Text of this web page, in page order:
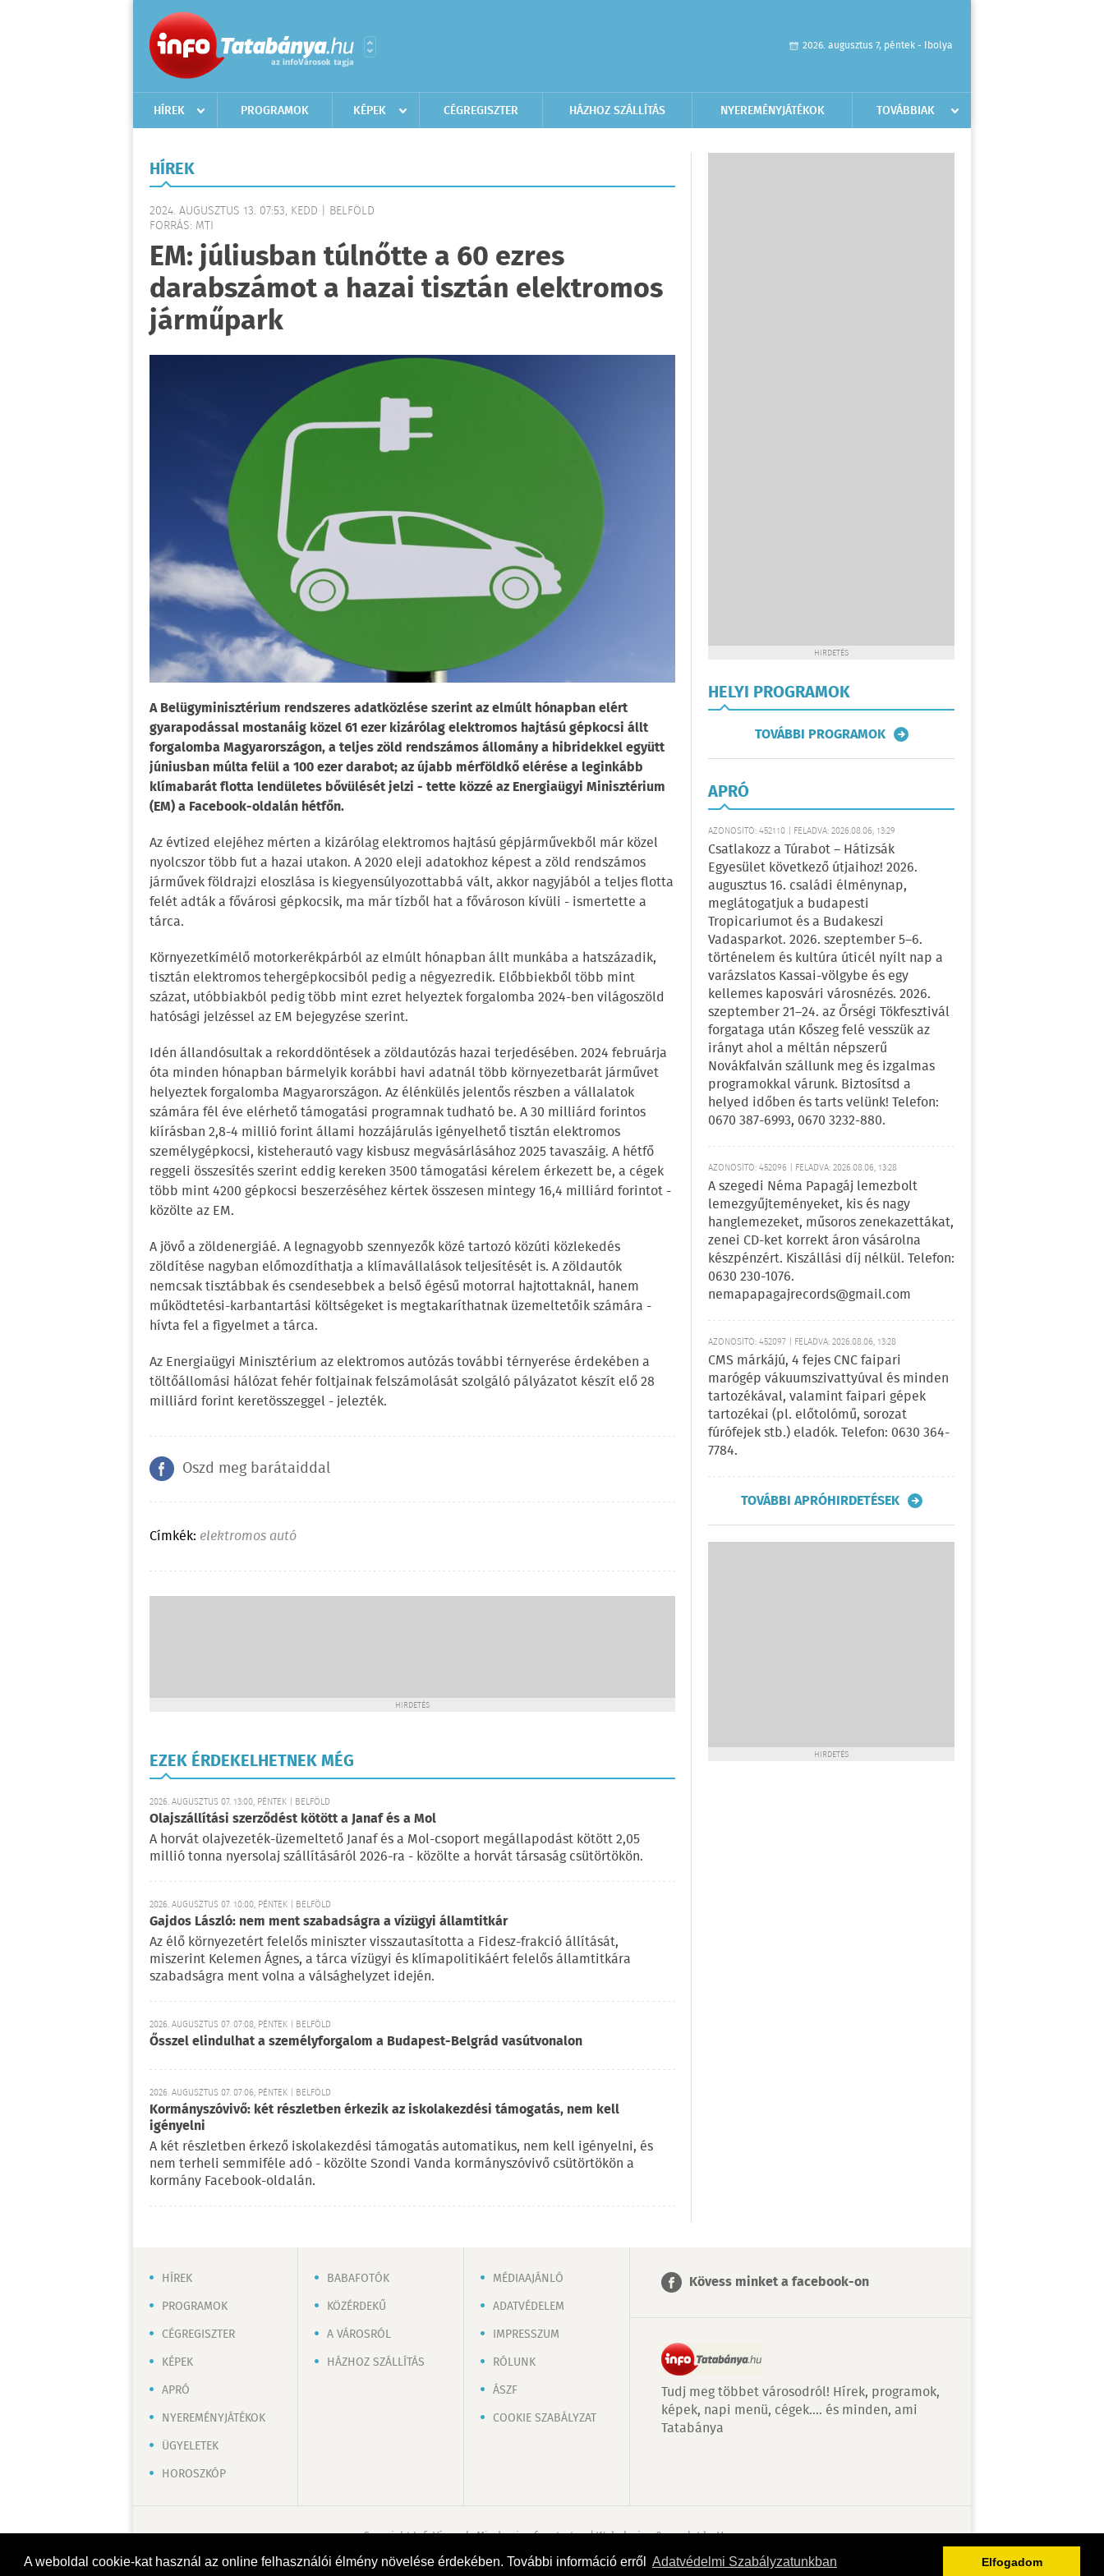
A weboldal cookie-kat használ az online felhasználói élmény növelése érdekében. További információ erről Adatvédelmi Szabályzatunkban Elfogadom
2026. augusztus 7, péntek - Ibolya
HÍREK PROGRAMOK KÉPEK CÉGREGISZTER HÁZHOZ SZÁLLÍTÁS NYEREMÉNYJÁTÉKOK TOVÁBBIAK
HÍREK
2024. AUGUSZTUS 13. 07:53, KEDD | BELFÖLD
FORRÁS: MTI
EM: júliusban túlnőtte a 60 ezres
darabszámot a hazai tisztán elektromos
járműpark
A Belügyminisztérium rendszeres adatközlése szerint az elmúlt hónapban elért
gyarapodással mostanáig közel 61 ezer kizárólag elektromos hajtású gépkocsi állt
forgalomba Magyarországon, a teljes zöld rendszámos állomány a hibridekkel együtt
júniusban múlta felül a 100 ezer darabot; az újabb mérföldkő elérése a leginkább
klímabarát flotta lendületes bővülését jelzi - tette közzé az Energiaügyi Minisztérium
(EM) a Facebook-oldalán hétfőn.
Az évtized elejéhez mérten a kizárólag elektromos hajtású gépjárművekből már közel
nyolcszor több fut a hazai utakon. A 2020 eleji adatokhoz képest a zöld rendszámos
járművek földrajzi eloszlása is kiegyensúlyozottabbá vált, akkor nagyjából a teljes flotta
felét adták a fővárosi gépkocsik, ma már tízből hat a fővároson kívüli - ismertette a
tárca.
Környezetkímélő motorkerékpárból az elmúlt hónapban állt munkába a hatszázadik,
tisztán elektromos tehergépkocsiból pedig a négyezredik. Előbbiekből több mint
százat, utóbbiakból pedig több mint ezret helyeztek forgalomba 2024-ben világoszöld
hatósági jelzéssel az EM bejegyzése szerint.
Idén állandósultak a rekorddöntések a zöldautózás hazai terjedésében. 2024 februárja
óta minden hónapban bármelyik korábbi havi adatnál több környezetbarát járművet
helyeztek forgalomba Magyarországon. Az élénkülés jelentős részben a vállalatok
számára fél éve elérhető támogatási programnak tudható be. A 30 milliárd forintos
kiírásban 2,8-4 millió forint állami hozzájárulás igényelhető tisztán elektromos
személygépkocsi, kisteherautó vagy kisbusz megvásárlásához 2025 tavaszáig. A hétfő
reggeli összesítés szerint eddig kereken 3500 támogatási kérelem érkezett be, a cégek
több mint 4200 gépkocsi beszerzéséhez kértek összesen mintegy 16,4 milliárd forintot -
közölte az EM.
A jövő a zöldenergiáé. A legnagyobb szennyezők közé tartozó közúti közlekedés
zöldítése nagyban előmozdíthatja a klímavállalások teljesítését is. A zöldautók
nemcsak tisztábbak és csendesebbek a belső égésű motorral hajtottaknál, hanem
működtetési-karbantartási költségeket is megtakaríthatnak üzemeltetőik számára -
hívta fel a figyelmet a tárca.
Az Energiaügyi Minisztérium az elektromos autózás további térnyerése érdekében a
töltőállomási hálózat fehér foltjainak felszámolását szolgáló pályázatot készít elő 28
milliárd forint keretösszeggel - jelezték.
Oszd meg barátaiddal
Címkék: elektromos autó
HIRDETÉS
EZEK ÉRDEKELHETNEK MÉG
2026. AUGUSZTUS 07. 13:00, PÉNTEK | BELFÖLD
Olajszállítási szerződést kötött a Janaf és a Mol
A horvát olajvezeték-üzemeltető Janaf és a Mol-csoport megállapodást kötött 2,05
millió tonna nyersolaj szállításáról 2026-ra - közölte a horvát társaság csütörtökön.
2026. AUGUSZTUS 07. 10:00, PÉNTEK | BELFÖLD
Gajdos László: nem ment szabadságra a vízügyi államtitkár
Az élő környezetért felelős miniszter visszautasította a Fidesz-frakció állítását,
miszerint Kelemen Ágnes, a tárca vízügyi és klímapolitikáért felelős államtitkára
szabadságra ment volna a válsághelyzet idején.
2026. AUGUSZTUS 07. 07:08, PÉNTEK | BELFÖLD
Ősszel elindulhat a személyforgalom a Budapest-Belgrád vasútvonalon
2026. AUGUSZTUS 07. 07:06, PÉNTEK | BELFÖLD
Kormányszóvivő: két részletben érkezik az iskolakezdési támogatás, nem kell
igényelni
A két részletben érkező iskolakezdési támogatás automatikus, nem kell igényelni, és
nem terheli semmiféle adó - közölte Szondi Vanda kormányszóvivő csütörtökön a
kormány Facebook-oldalán.
HIRDETÉS
HELYI PROGRAMOK
TOVÁBBI PROGRAMOK
APRÓ
AZONOSÍTÓ: 452110 | FELADVA: 2026.08.06, 13:29
Csatlakozz a Túrabot – Hátizsák
Egyesület következő útjaihoz! 2026.
augusztus 16. családi élménynap,
meglátogatjuk a budapesti
Tropicariumot és a Budakeszi
Vadasparkot. 2026. szeptember 5–6.
történelem és kultúra úticél nyílt nap a
varázslatos Kassai-völgybe és egy
kellemes kaposvári városnézés. 2026.
szeptember 21–24. az Őrségi Tökfesztivál
forgataga után Kőszeg felé vesszük az
irányt ahol a méltán népszerű
Novákfalván szállunk meg és izgalmas
programokkal várunk. Biztosítsd a
helyed időben és tarts velünk! Telefon:
0670 387-6993, 0670 3232-880.
AZONOSÍTÓ: 452096 | FELADVA: 2026.08.06, 13:28
A szegedi Néma Papagáj lemezbolt
lemezgyűjteményeket, kis és nagy
hanglemezeket, műsoros zenekazettákat,
zenei CD-ket korrekt áron vásárolna
készpénzért. Kiszállási díj nélkül. Telefon:
0630 230-1076.
nemapapagajrecords@gmail.com
AZONOSÍTÓ: 452097 | FELADVA: 2026.08.06, 13:28
CMS márkájú, 4 fejes CNC faipari
marógép vákuumszivattyúval és minden
tartozékával, valamint faipari gépek
tartozékai (pl. előtolómű, sorozat
fúrófejek stb.) eladók. Telefon: 0630 364-
7784.
TOVÁBBI APRÓHIRDETÉSEK
HIRDETÉS
HÍREK
PROGRAMOK
CÉGREGISZTER
KÉPEK
APRÓ
NYEREMÉNYJÁTÉKOK
ÜGYELETEK
HOROSZKÓP
BABAFOTÓK
KÖZÉRDEKŰ
A VÁROSRÓL
HÁZHOZ SZÁLLÍTÁS
MÉDIAAJÁNLÓ
ADATVÉDELEM
IMPRESSZUM
RÓLUNK
ÁSZF
COOKIE SZABÁLYZAT
Kövess minket a facebook-on
Tudj meg többet városodról! Hírek, programok,
képek, napi menü, cégek…. és minden, ami
Tatabánya
Copyright InfoVárosok. Minden jog fenntartva. | Web design & arculat byVoov